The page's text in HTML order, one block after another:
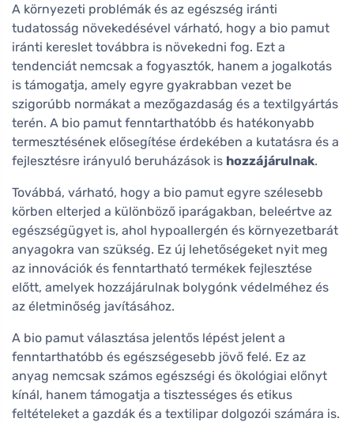
A környezeti problémák és az egészség iránti
tudatosság növekedésével várható, hogy a bio pamut
iránti kereslet továbbra is növekedni fog. Ezt a
tendenciát nemcsak a fogyasztók, hanem a jogalkotás
is támogatja, amely egyre gyakrabban vezet be
szigorúbb normákat a mezőgazdaság és a textilgyártás
terén. A bio pamut fenntarthatóbb és hatékonyabb
termesztésének elősegítése érdekében a kutatásra és a
fejlesztésre irányuló beruházások is hozzájárulnak.
Továbbá, várható, hogy a bio pamut egyre szélesebb
körben elterjed a különböző iparágakban, beleértve az
egészségügyet is, ahol hypoallergén és környezetbarát
anyagokra van szükség. Ez új lehetőségeket nyit meg
az innovációk és fenntartható termékek fejlesztése
előtt, amelyek hozzájárulnak bolygónk védelméhez és
az életminőség javításához.
A bio pamut választása jelentős lépést jelent a
fenntarthatóbb és egészségesebb jövő felé. Ez az
anyag nemcsak számos egészségi és ökológiai előnyt
kínál, hanem támogatja a tisztességes és etikus
feltételeket a gazdák és a textilipar dolgozói számára is.